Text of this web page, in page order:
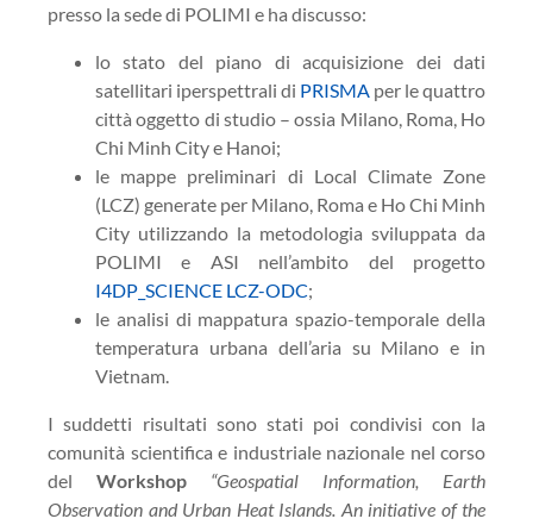
presso la sede di POLIMI e ha discusso:
lo stato del piano di acquisizione dei dati
satellitari iperspettrali di PRISMA per le quattro
città oggetto di studio – ossia Milano, Roma, Ho
Chi Minh City e Hanoi;
le mappe preliminari di Local Climate Zone
(LCZ) generate per Milano, Roma e Ho Chi Minh
City utilizzando la metodologia sviluppata da
POLIMI e ASI nell’ambito del progetto
I4DP_SCIENCE LCZ-ODC;
le analisi di mappatura spazio-temporale della
temperatura urbana dell’aria su Milano e in
Vietnam.
I suddetti risultati sono stati poi condivisi con la
comunità scientifica e industriale nazionale nel corso
del Workshop
“Geospatial Information, Earth
Observation and Urban Heat Islands. An initiative of the